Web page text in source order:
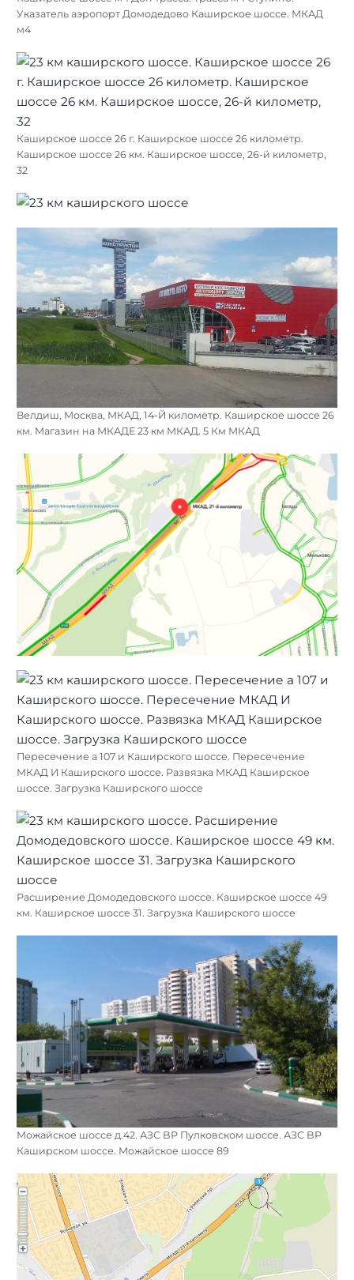
Указатель аэропорт Домодедово Каширское шоссе. МКАД
м4
Каширское шоссе 26 г. Каширское шоссе 26 километр.
Каширское шоссе 26 км. Каширское шоссе, 26-й километр,
32
Велдиш, Москва, МКАД, 14-Й километр. Каширское шоссе 26
км. Магазин на МКАДЕ 23 км МКАД. 5 Км МКАД
Пересечение а 107 и Каширского шоссе. Пересечение
МКАД И Каширского шоссе. Развязка МКАД Каширское
шоссе. Загрузка Каширского шоссе
Расширение Домодедовского шоссе. Каширское шоссе 49
км. Каширское шоссе 31. Загрузка Каширского шоссе
Можайское шоссе д.42. АЗС BP Пулковском шоссе. АЗС BP
Каширском шоссе. Можайское шоссе 89